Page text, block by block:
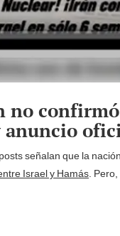
no
anuncio
señalan que la
Israel y Hamás .